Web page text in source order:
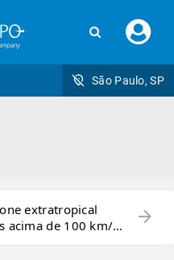
seu
São Paulo, SP
extratropical
acima de 100 km/h
arrow_forward